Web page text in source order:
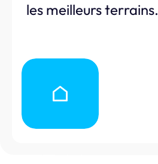
les meilleurs terrains.